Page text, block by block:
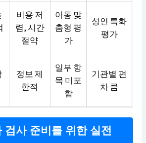
비용 저
렴, 시간
절약
아동 맞
춤형 평
가
성인 특화
평가
정보 제
한적
일부 항
목 미포
함
기관별 편
차 큼
검사 준비를 위한 실전